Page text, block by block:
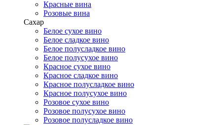
Красные вина
Розовые вина
Сахар
Белое сухое вино
Белое сладкое вино
Белое полусладкое вино
Белое полусухое вино
Красное сухое вино
Красное сладкое вино
Красное полусладкое вино
Красное полусухое вино
Розовое сухое вино
Розовое полусухое вино
Розовое полусладкое вино